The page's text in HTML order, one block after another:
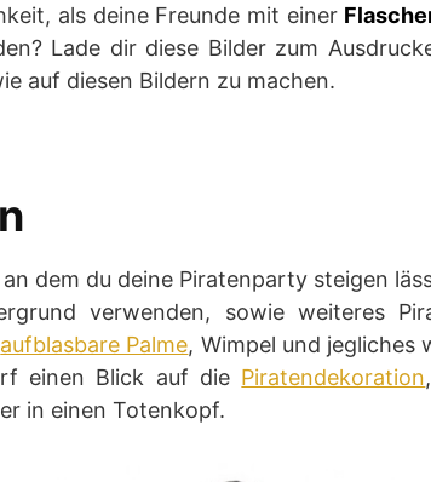
als deine Freunde mit einer
Lade dir diese Bilder zum
auf diesen Bildern zu machen.
dem du deine Piratenparty steigen
verwenden, sowie weiteres
aufblasbare Palme, Wimpel und jegliches
einen Blick auf die Piratendekoration
in einen Totenkopf.